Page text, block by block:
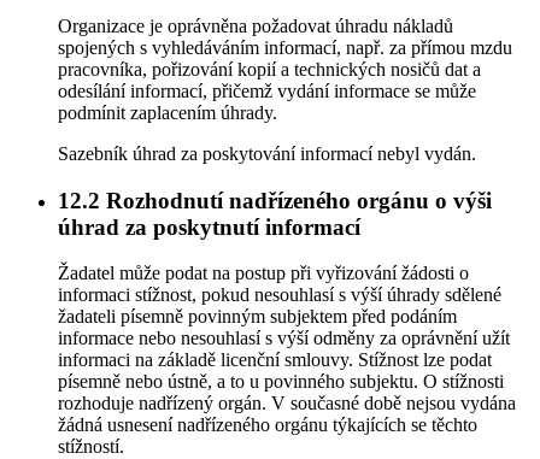
Organizace je oprávněna požadovat úhradu nákladů
spojených s vyhledáváním informací, např. za přímou mzdu
pracovníka, pořizování kopií a technických nosičů dat a
odesílání informací, přičemž vydání informace se může
podmínit zaplacením úhrady.
Sazebník úhrad za poskytování informací nebyl vydán.
12.2 Rozhodnutí nadřízeného orgánu o výši
úhrad za poskytnutí informací
Žadatel může podat na postup při vyřizování žádosti o
informaci stížnost, pokud nesouhlasí s výší úhrady sdělené
žadateli písemně povinným subjektem před podáním
informace nebo nesouhlasí s výší odměny za oprávnění užít
informaci na základě licenční smlouvy. Stížnost lze podat
písemně nebo ústně, a to u povinného subjektu. O stížnosti
rozhoduje nadřízený orgán. V současné době nejsou vydána
žádná usnesení nadřízeného orgánu týkajících se těchto
stížností.